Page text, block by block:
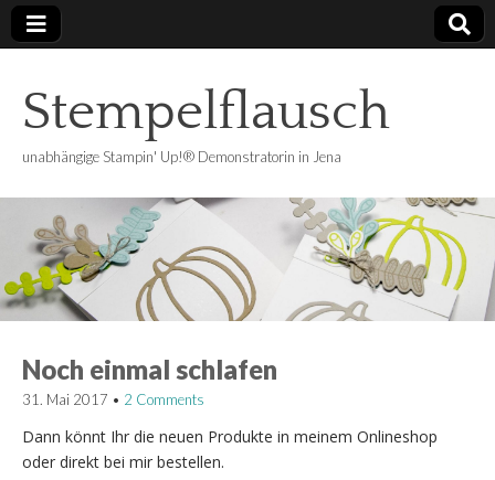
Stempelflausch
unabhängige Stampin' Up!® Demonstratorin in Jena
Noch einmal schlafen
31. Mai 2017 • 2 Comments
Dann könnt Ihr die neuen Produkte in meinem Onlineshop
oder direkt bei mir bestellen.